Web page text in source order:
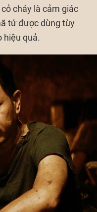
cháy là cảm giác
tử được dùng tùy
hiệu quả.